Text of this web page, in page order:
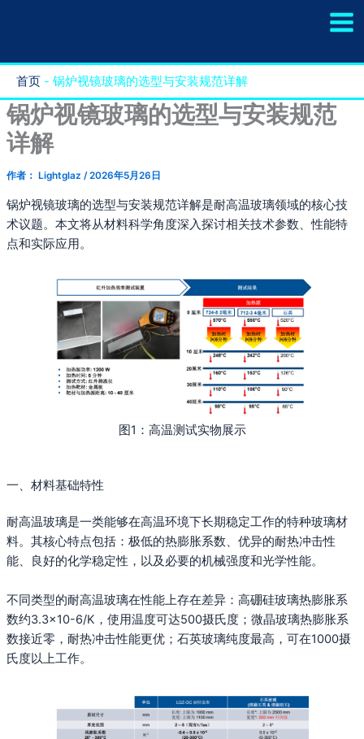
容
首页 - 锅炉视镜玻璃的选型与安装规范详解
锅炉视镜玻璃的选型与安装规范
详解
作者： Lightglaz /2026年5月26日
锅炉视镜玻璃的选型与安装规范详解是耐高温玻璃领域的核心技
术议题。本文将从材料科学角度深入探讨相关技术参数、性能特
点和实际应用。
图1：高温测试实物展示
一、材料基础特性
耐高温玻璃是一类能够在高温环境下长期稳定工作的特种玻璃材
料。其核心特点包括：极低的热膨胀系数、优异的耐热冲击性
能、良好的化学稳定性，以及必要的机械强度和光学性能。
不同类型的耐高温玻璃在性能上存在差异：高硼硅玻璃热膨胀系
数约3.3×10-6/K，使用温度可达500摄氏度；微晶玻璃热膨胀系
数接近零，耐热冲击性能更优；石英玻璃纯度最高，可在1000摄
氏度以上工作。